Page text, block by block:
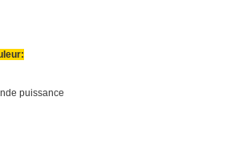
puissance